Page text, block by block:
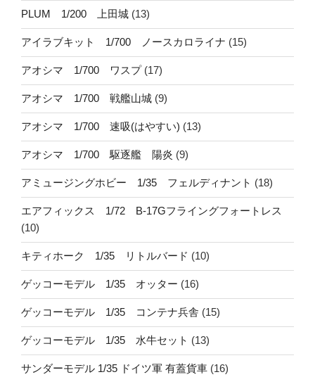
PLUM 1/200 上田城 (13)
アイラブキット 1/700 ノースカロライナ (15)
アオシマ 1/700 ワスプ(17)
アオシマ 1/700 戦艦山城 (9)
アオシマ 1/700 速吸(はやすい) (13)
アオシマ 1/700 駆逐艦 陽炎 (9)
アミュージングホビー 1/35 フェルディナント (18)
エアフィックス 1/72 B-17Gフライングフォートレス
(10)
キティホーク 1/35 リトルバード (10)
ゲッコーモデル 1/35 オッター (16)
ゲッコーモデル 1/35 コンテナ兵舎 (15)
ゲッコーモデル 1/35 水牛セット (13)
サンダーモデル 1/35 ドイツ軍 有蓋貨車 (16)